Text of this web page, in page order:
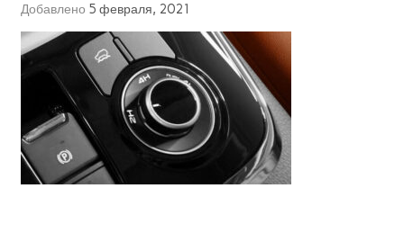
Добавлено 5 февраля, 2021